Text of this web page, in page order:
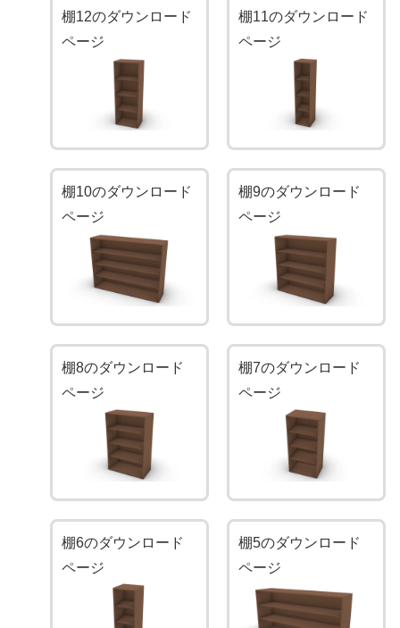
棚12のダウンロード
ページ
棚11のダウンロード
ページ
棚10のダウンロード
ページ
棚9のダウンロード
ページ
棚8のダウンロード
ページ
棚7のダウンロード
ページ
棚6のダウンロード
ページ
棚5のダウンロード
ページ